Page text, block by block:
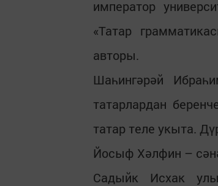
император
«Татар
авторы.
Шаһингәрәй
татарлардан
татар теле укыта.
Йосыф Хәлфин –
Садыйк Исхак